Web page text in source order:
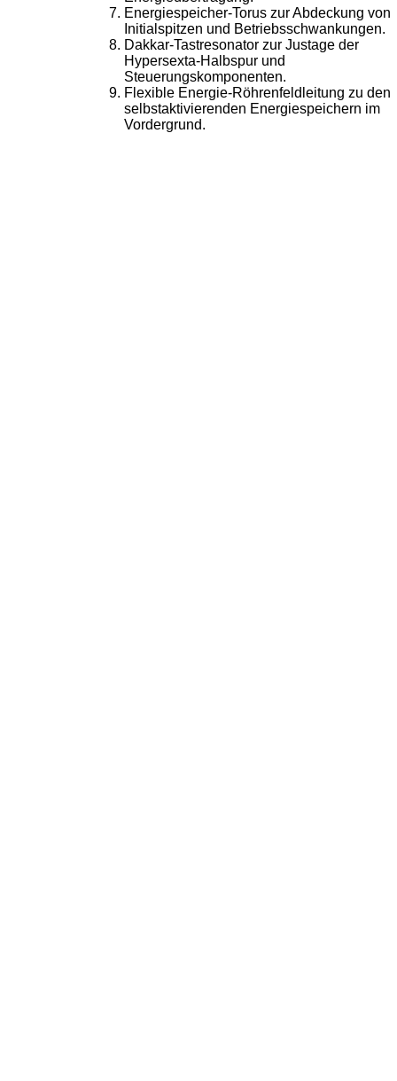
Energiespeicher-Torus zur Abdeckung von
Initialspitzen und Betriebsschwankungen.
Dakkar-Tastresonator zur Justage der
Hypersexta-Halbspur und
Steuerungskomponenten.
Flexible Energie-Röhrenfeldleitung zu den
selbstaktivierenden Energiespeichern im
Vordergrund.